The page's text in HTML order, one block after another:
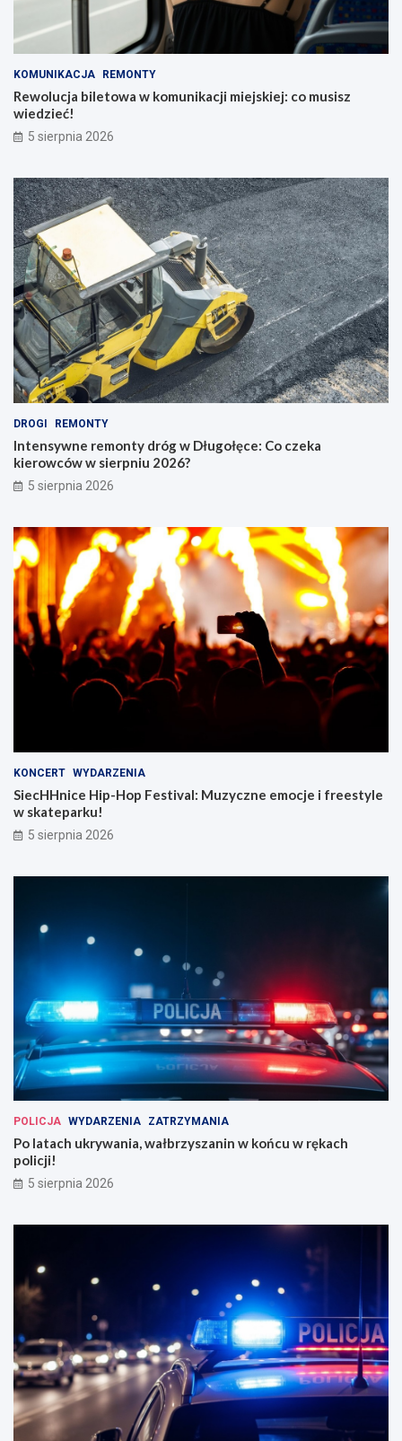
KOMUNIKACJA REMONTY
Rewolucja biletowa w komunikacji miejskiej: co musisz
wiedzieć!
5 sierpnia 2026
DROGI REMONTY
Intensywne remonty dróg w Długołęce: Co czeka
kierowców w sierpniu 2026?
5 sierpnia 2026
KONCERT WYDARZENIA
SiecHHnice Hip-Hop Festival: Muzyczne emocje i freestyle
w skateparku!
5 sierpnia 2026
POLICJA WYDARZENIA ZATRZYMANIA
Po latach ukrywania, wałbrzyszanin w końcu w rękach
policji!
5 sierpnia 2026